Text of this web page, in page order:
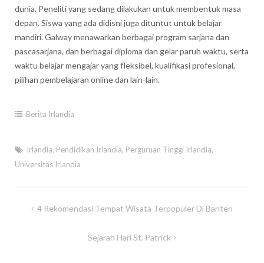
dunia. Peneliti yang sedang dilakukan untuk membentuk masa
depan. Siswa yang ada didisni juga dituntut untuk belajar
mandiri. Galway menawarkan berbagai program sarjana dan
pascasarjana, dan berbagai diploma dan gelar paruh waktu, serta
waktu belajar mengajar yang fleksibel, kualifikasi profesional,
pilihan pembelajaran online dan lain-lain.
Berita Irlandia
Irlandia, Pendidikan Irlandia, Perguruan Tinggi Irlandia,
Universitas Irlandia
Post4 Rekomendasi Tempat Wisata Terpopuler Di Banten
Sejarah Hari St. Patrick